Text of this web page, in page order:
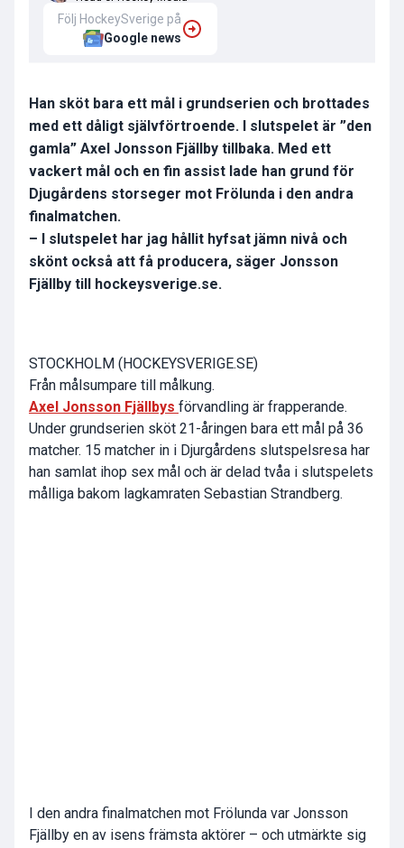
Följ HockeySverige på
Google news
Han sköt bara ett mål i grundserien och brottades
med ett dåligt självförtroende. I slutspelet är ”den
gamla” Axel Jonsson Fjällby tillbaka. Med ett
vackert mål och en fin assist lade han grund för
Djugårdens storseger mot Frölunda i den andra
finalmatchen.
– I slutspelet har jag hållit hyfsat jämn nivå och
skönt också att få producera, säger Jonsson
Fjällby till hockeysverige.se.
STOCKHOLM (HOCKEYSVERIGE.SE)
Från målsumpare till målkung.
Axel Jonsson Fjällbys förvandling är frapperande.
Under grundserien sköt 21-åringen bara ett mål på 36
matcher. 15 matcher in i Djurgårdens slutspelsresa har
han samlat ihop sex mål och är delad tvåa i slutspelets
målliga bakom lagkamraten Sebastian Strandberg.
I den andra finalmatchen mot Frölunda var Jonsson
Fjällby en av isens främsta aktörer – och utmärkte sig